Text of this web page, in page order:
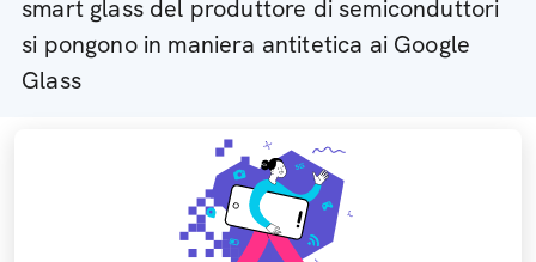
smart glass del produttore di semiconduttori
si pongono in maniera antitetica ai Google
Glass